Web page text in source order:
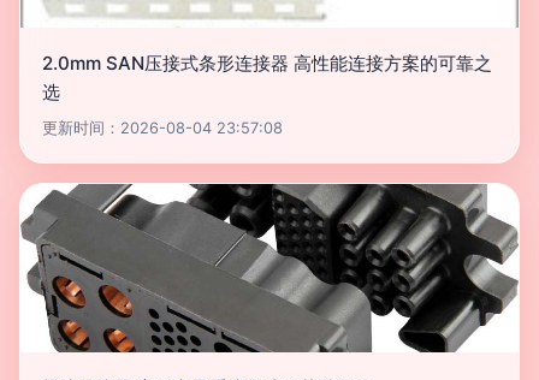
2.0mm SAN压接式条形连接器 高性能连接方案的可靠之
选
更新时间：2026-08-04 23:57:08